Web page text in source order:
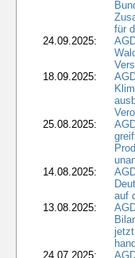
für
24.09.2025:
18.09.2025:
25.08.2025:
14.08.2025:
auf
13.08.2025:
24.07.2025: